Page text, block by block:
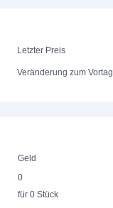
Letzter Preis
Veränderung zum Vortag
Geld
0
für 0 Stück